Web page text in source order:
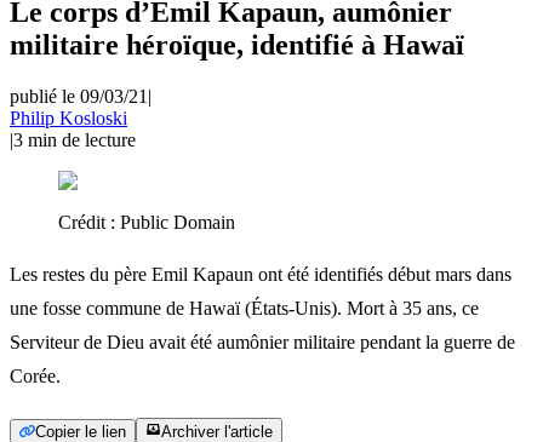
Le corps d’Emil Kapaun, aumônier
militaire héroïque, identifié à Hawaï
publié le 09/03/21 |
Philip Kosloski
|3 min de lecture
Crédit : Public Domain
Les restes du père Emil Kapaun ont été identifiés début mars dans
une fosse commune de Hawaï (États-Unis). Mort à 35 ans, ce
Serviteur de Dieu avait été aumônier militaire pendant la guerre de
Corée.
Copier le lien Archiver l'article